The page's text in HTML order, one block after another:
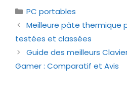
Catégories
PC portables
Meilleure pâte thermique
testées et classées
Guide des meilleurs
Gamer : Comparatif et Avis